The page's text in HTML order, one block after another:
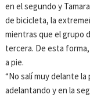
en el segundo y
de bicicleta, la
mientras que el grupo
tercera. De esta
a pie.
“No salí muy delante
adelantando y en la